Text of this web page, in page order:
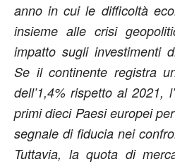
anno in cui le difficoltà
insieme alle crisi
impatto sugli investimenti
Se il continente registra
dell’1,4% rispetto al 2021,
primi dieci Paesi europei
segnale di fiducia nei
Tuttavia, la quota di